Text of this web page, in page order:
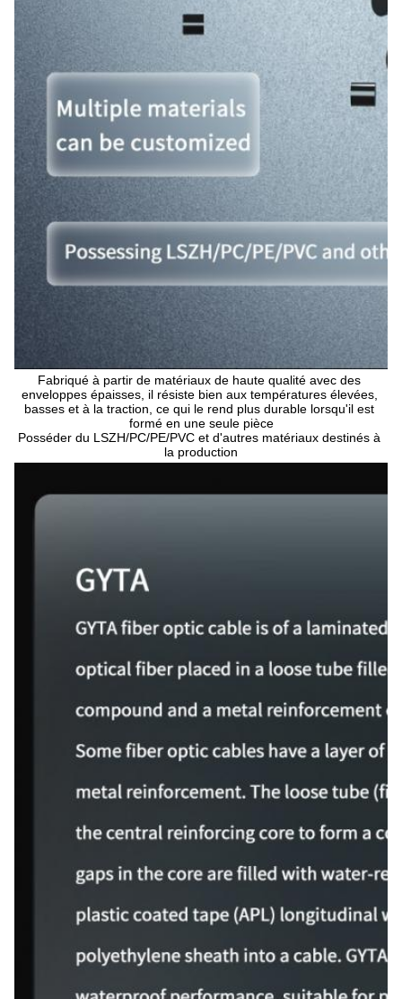
Fabriqué à partir de matériaux de haute qualité avec des
enveloppes épaisses, il résiste bien aux températures élevées,
basses et à la traction, ce qui le rend plus durable lorsqu'il est
formé en une seule pièce
Posséder du LSZH/PC/PE/PVC et d'autres matériaux destinés à
la production